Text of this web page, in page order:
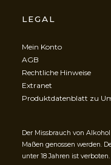
LEGAL
Mein Konto
AGB
Rechtliche Hinweise
Extranet
Produktdatenblatt zu
Der Missbrauch von
Maßen genossen werden.
unter 18 Jahren ist